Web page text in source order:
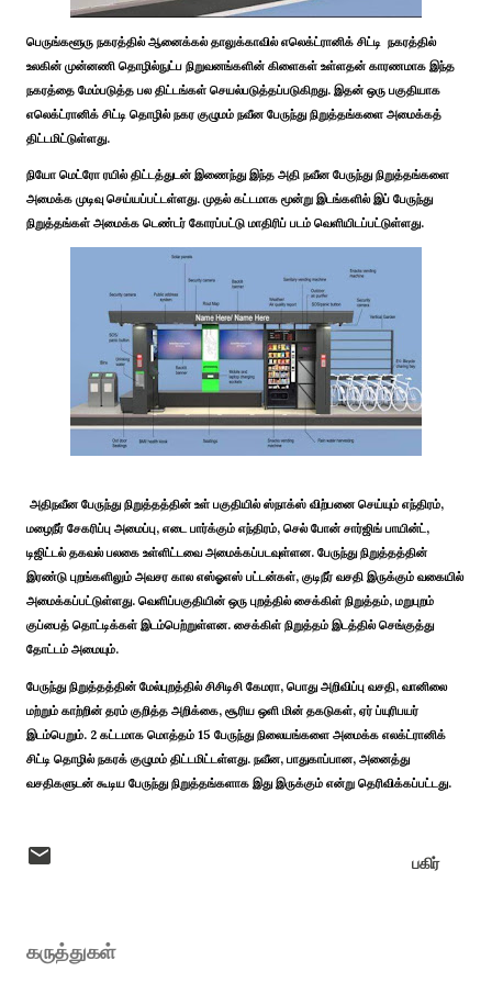
பெருங்களூரு நகரத்தில் ஆனைக்கல் தாலுக்காவில் எலெக்ட்ரானிக் சிட்டி நகரத்தில்
உலகின் முன்னணி தொழில்நுட்ப நிறுவனங்களின் கிளைகள் உள்ளதன் காரணமாக இந்த
நகரத்தை மேம்படுத்த பல திட்டங்கள் செயல்படுத்தப்படுகிறது. இதன் ஒரு பகுதியாக
எலெக்ட்ரானிக் சிட்டி தொழில் நகர குழுமம் நவீன பேருந்து நிறுத்தங்களை அமைக்கத்
திட்டமிட்டுள்ளது.
நியோ மெட்ரோ ரயில் திட்டத்துடன் இணைந்து இந்த அதி நவீன பேருந்து நிறுத்தங்களை
அமைக்க முடிவு செய்யப்பட்டள்ளது. முதல் கட்டமாக மூன்று இடங்களில் இப் பேருந்து
நிறுத்தங்கள் அமைக்க டெண்டர் கோரப்பட்டு மாதிரிப் படம் வெளியிடப்பட்டுள்ளது.
அதிநவீன பேருந்து நிறுத்தத்தின் உள் பகுதியில் ஸ்நாக்ஸ் விற்பனை செய்யும் எந்திரம்,
மழைநீர் சேகரிப்பு அமைப்பு, எடை பார்க்கும் எந்திரம், செல் போன் சார்ஜிங் பாயின்ட்,
டிஜிட்டல் தகவல் பலகை உள்ளிட்டவை அமைக்கப்படவுள்ளன. பேருந்து நிறுத்தத்தின்
இரண்டு புறங்களிலும் அவசர கால எஸ்ஓஎஸ் பட்டன்கள், குடிநீர் வசதி இருக்கும் வகையில்
அமைக்கப்பட்டுள்ளது. வெளிப்பகுதியின் ஒரு புறத்தில் சைக்கிள் நிறுத்தம், மறுபுறம்
குப்பைத் தொட்டிக்கள் இடம்பெற்றுள்ளன. சைக்கிள் நிறுத்தம் இடத்தில் செங்குத்து
தோட்டம் அமையும்.
பேருந்து நிறுத்தத்தின் மேல்புறத்தில் சிசிடிசி கேமரா, பொது அறிவிப்பு வசதி, வானிலை
மற்றும் காற்றின் தரம் குறித்த அறிக்கை, சூரிய ஒளி மின் தகடுகள், ஏர் ப்யுரிபயர்
இடம்பெறும். 2 கட்டமாக மொத்தம் 15 பேருந்து நிலையங்களை அமைக்க எலக்ட்ரானிக்
சிட்டி தொழில் நகரக் குழுமம் திட்டமிட்டள்ளது. நவீன, பாதுகாப்பான, அனைத்து
வசதிகளுடன் கூடிய பேருந்து நிறுத்தங்களாக இது இருக்கும் என்று தெரிவிக்கப்பட்டது.
பகிர்
கருத்துகள்